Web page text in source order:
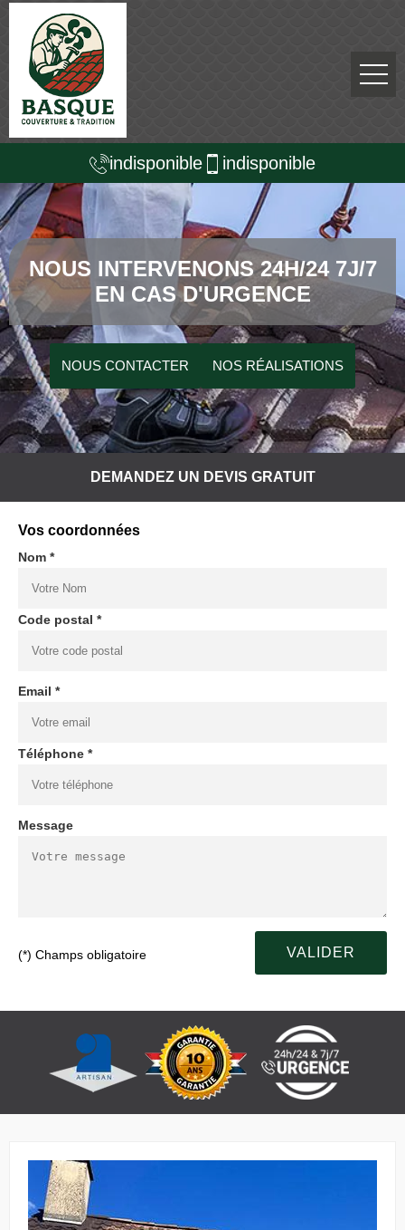
indisponible indisponible
NOUS INTERVENONS 24H/24 7J/7
EN CAS D'URGENCE
NOUS CONTACTER NOS RÉALISATIONS
DEMANDEZ UN DEVIS GRATUIT
Vos coordonnées
Nom *
Code postal *
Email *
Téléphone *
Message
(*) Champs obligatoire